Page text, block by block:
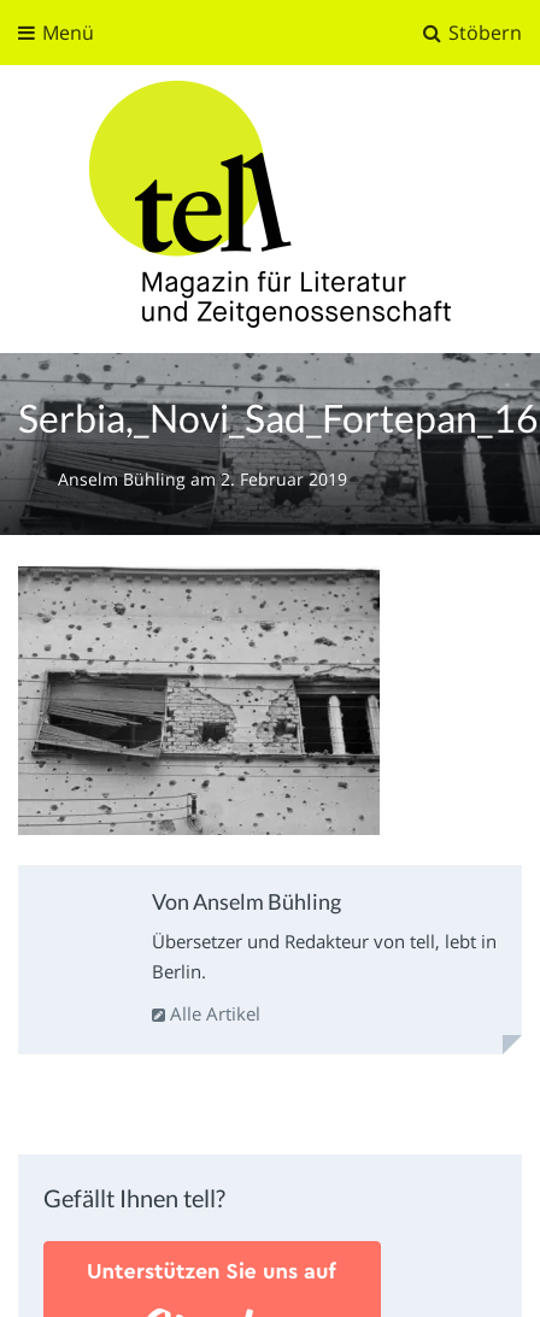
Stöbern
Menü
tell
Magazin für Literatur und Zeitgenossenschaft
Anselm Bühling am 2. Februar 2019
Von Anselm Bühling
Übersetzer und Redakteur von tell, lebt in
Berlin.
Alle Artikel
Gefällt Ihnen tell?